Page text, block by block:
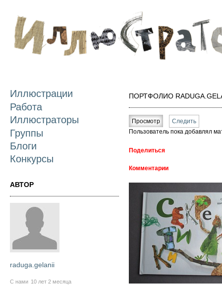
Иллюстрации
Работа
Иллюстраторы
Группы
Блоги
Конкурсы
АВТОР
raduga.gelanii
С нами 10 лет 2 месяца
ПОРТФОЛИО
Главные вкладки
Просмотр (активная вкладка)
Следить
Пользователь пока добавлял
Поделиться
Комментарии